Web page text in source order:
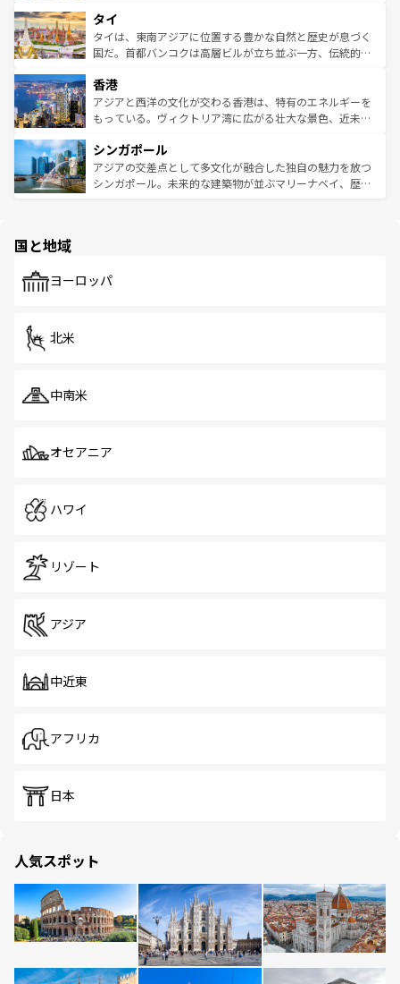
リティに包まれながら、韓国の多彩な魅力を心ゆくまで味
わってみてほしい。 なお、新着の韓国情報はコンテンツ一
覧を参照してほしい。
急速な発展と共に伝統が息づく。ハノイの古い町並みやホ
ーチミン市のフランス統治時代の建物も、独特の雰囲気を
醸し出している。また、バラエティの豊かさとおいしさで
とつ。フォーやバインミー、ベトナムコーヒーなどは、ぜ
ひ現地で味わいたい。どの地域を訪れてもあたたかい人々
が旅行者を迎えてくれるので、きっと忘れられない旅にな
参照してほしい。
タイ
タイは、東南アジアに位置する豊かな自然と歴史が息づく
国だ。首都バンコクは高層ビルが立ち並ぶ一方、伝統的な
の活気が交差している。北部ではチェンマイなどの山岳地
帯で自然と触れ合い、南部ではプーケットやクラビの美し
いビーチでリゾート気分を楽しむことができる。タイ料理
激する。気候は一年中温暖で、どの季節にも異なる楽しみ
が待っている。親しみやすいタイの人々、仏教を中心とし
た文化、そして多様な観光資源が、訪れる旅人を魅了し続
香港
アジアと西洋の文化が交わる香港は、特有のエネルギーを
もっている。ヴィクトリア湾に広がる壮大な景色、近未来
み、どこを訪れても感動するはず。観光スポットが密集し
ており、効率よく見どころを回れるのも魅力。息をのむよ
うな絶景から文化的な体験まで、香港を存分に楽しみ尽く
シンガポール
アジアの交差点として多文化が融合した独自の魅力を放つ
シンガポール。未来的な建築物が並ぶマリーナベイ、歴史
で、ホーカーズは地元の風情を楽しめる外せないスポット
国と地域
ヨーロッパ
北米
中南米
オセアニア
ハワイ
リゾート
アジア
中近東
アフリカ
日本
人気スポット